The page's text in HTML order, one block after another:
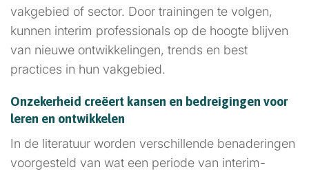
vakgebied of sector. Door trainingen te volgen,
kunnen interim professionals op de hoogte blijven
van nieuwe ontwikkelingen, trends en best
practices in hun vakgebied.
Onzekerheid creëert kansen en bedreigingen voor
leren en ontwikkelen
In de literatuur worden verschillende benaderingen
voorgesteld van wat een periode van interim-